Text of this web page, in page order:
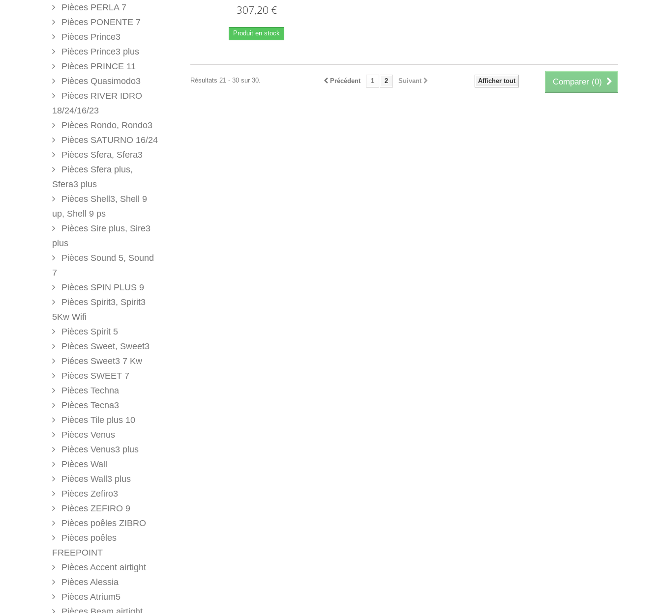
Pièces PERLA 7
Pièces PONENTE 7
Pièces Prince3
Pièces Prince3 plus
Pièces PRINCE 11
Pièces Quasimodo3
Pièces RIVER IDRO
18/24/16/23
Pièces Rondo, Rondo3
Pièces SATURNO 16/24
Pièces Sfera, Sfera3
Pièces Sfera plus,
Sfera3 plus
Pièces Shell3, Shell 9
up, Shell 9 ps
Pièces Sire plus, Sire3
plus
Pièces Sound 5, Sound
7
Pièces SPIN PLUS 9
Pièces Spirit3, Spirit3
5Kw Wifi
Pièces Spirit 5
Pièces Sweet, Sweet3
Piéces Sweet3 7 Kw
Pièces SWEET 7
Pièces Techna
Pièces Tecna3
Pièces Tile plus 10
Pièces Venus
Pièces Venus3 plus
Pièces Wall
Pièces Wall3 plus
Pièces Zefiro3
Pièces ZEFIRO 9
Pièces poêles ZIBRO
Pièces poêles
FREEPOINT
Pièces Accent airtight
Pièces Alessia
Pièces Atrium5
307,20 €
Produit en stock
Comparer (0)
Afficher tout
Précédent 1 2 Suivant
Résultats 21 - 30 sur 30.